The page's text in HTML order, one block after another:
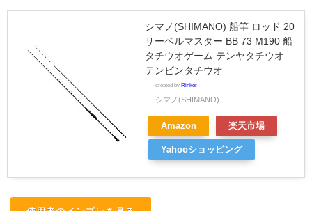
シマノ(SHIMANO) 船竿 ロッド 20
サーベルマスター BB 73 M190 船
タチウオゲーム テンヤタチウオ
テンビンタチウオ
created by Rinker
シマノ(SHIMANO)
Amazon 楽天市場
Yahooショッピング